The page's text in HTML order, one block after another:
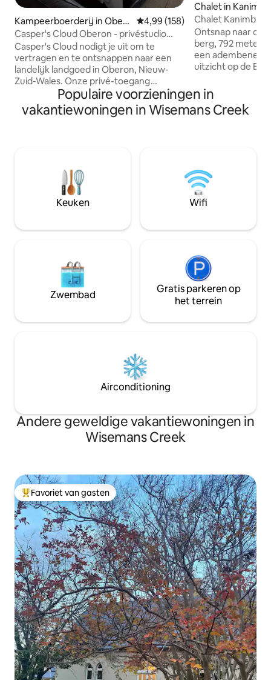
Kampeerboerderij in Obero
n
Gemiddelde beoordeling van
4,99 (158)
Casper's Cloud Oberon - privéstudio
voor gasten
Casper's Cloud nodigt je uit om te
vertragen en te ontsnappen naar een
landelijk landgoed in Oberon, Nieuw-
Zuid-Wales. Onze privé-toegang
kingsize suite gaststudio is ontworpen
om de essentie van het hoogland van
Oberon vast te leggen. Je kunt de
ontbijt in de studio bestaat uit toast,
specerijen, yoghurt en muesli. Onze
boerderij verse eieren zijn ook
beschikbaar voor aankoop. Neem wat
Chalet in
Chalet Kanimbla
Ontsnap naar
berg, 792 meter
een
uitzicht op de
stoomsauna, het
gezellige
met kangoeroes
stekker uit het
in een omgeving
toppen ontmoet
buurman is.
Populaire voorzieningen in
vakantiewoningen in Wisemans Creek
Keuken Wifi
Zwembad
Gratis parkeren op
het terrein
Airconditioning
Andere geweldige vakantiewoningen in
Wisemans Creek
Topfavoriet van gasten
Favoriet van gasten